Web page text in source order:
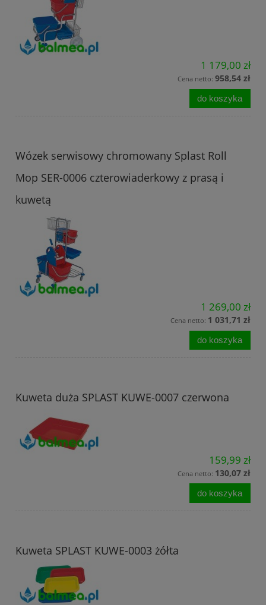
1 179,00 zł
Cena netto: 958,54 zł
do koszyka
Wózek serwisowy chromowany Splast Roll
Mop SER-0006 czterowiaderkowy z prasą i
kuwetą
1 269,00 zł
Cena netto: 1 031,71 zł
do koszyka
Kuweta duża SPLAST KUWE-0007 czerwona
159,99 zł
Cena netto: 130,07 zł
do koszyka
Kuweta SPLAST KUWE-0003 żółta